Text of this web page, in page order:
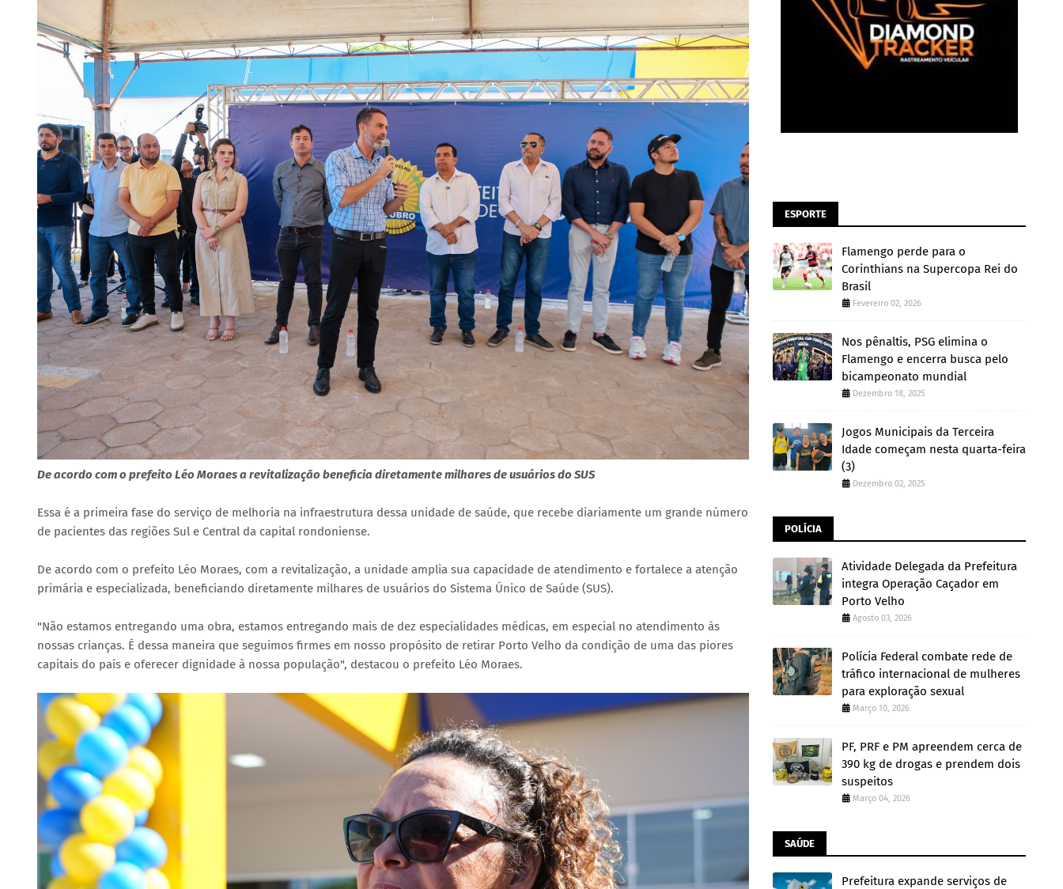
De acordo com o prefeito Léo Moraes a revitalização beneficia diretamente milhares de usuários do SUS
Essa é a primeira fase do serviço de melhoria na infraestrutura dessa unidade de saúde, que recebe diariamente um grande número
de pacientes das regiões Sul e Central da capital rondoniense.
De acordo com o prefeito Léo Moraes, com a revitalização, a unidade amplia sua capacidade de atendimento e fortalece a atenção
primária e especializada, beneficiando diretamente milhares de usuários do Sistema Único de Saúde (SUS).
"Não estamos entregando uma obra, estamos entregando mais de dez especialidades médicas, em especial no atendimento às
nossas crianças. É dessa maneira que seguimos firmes em nosso propósito de retirar Porto Velho da condição de uma das piores
capitais do país e oferecer dignidade à nossa população", destacou o prefeito Léo Moraes.
ESPORTE
Flamengo perde para o
Corinthians na Supercopa Rei do
Brasil
Fevereiro 02, 2026
Nos pênaltis, PSG elimina o
Flamengo e encerra busca pelo
bicampeonato mundial
Dezembro 18, 2025
Jogos Municipais da Terceira
Idade começam nesta quarta-feira
(3)
Dezembro 02, 2025
POLÍCIA
Atividade Delegada da Prefeitura
integra Operação Caçador em
Porto Velho
Agosto 03, 2026
Polícia Federal combate rede de
tráfico internacional de mulheres
para exploração sexual
Março 10, 2026
PF, PRF e PM apreendem cerca de
390 kg de drogas e prendem dois
suspeitos
Março 04, 2026
SAÚDE
Prefeitura expande serviços de